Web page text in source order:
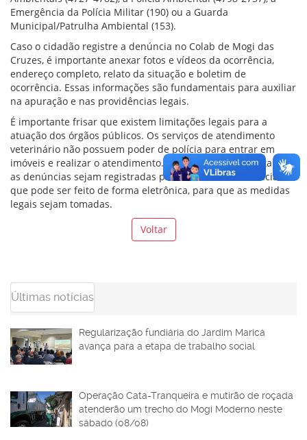
Emergência da Polícia Militar (190) ou a Guarda
Municipal/Patrulha Ambiental (153).
Caso o cidadão registre a denúncia no Colab de Mogi das
Cruzes, é importante anexar fotos e vídeos da ocorrência,
endereço completo, relato da situação e boletim de
ocorrência. Essas informações são fundamentais para auxiliar
na apuração e nas providências legais.
É importante frisar que existem limitações legais para a
atuação dos órgãos públicos. Os serviços de atendimento
veterinário não possuem poder de polícia para entrar em
imóveis e realizar o atendimento. Por isso, é fundamental que
as denúncias sejam registradas por boletim de ocorrência,
que pode ser feito de forma eletrônica, para que as medidas
legais sejam tomadas.
Voltar
Últimas notícias
Regularização fundiária do Jardim Maricá
avança para a etapa de trabalho social
Operação Cata-Tranqueira e mutirão de roçada
atenderão um trecho do Mogi Moderno neste
sábado (08/08)